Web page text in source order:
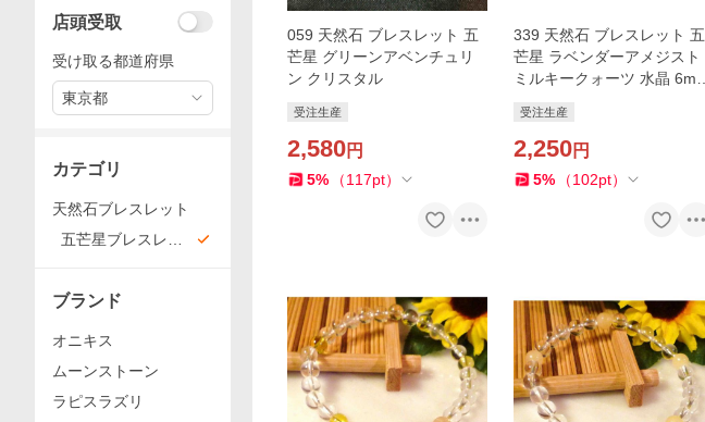
059 天然石 ブレスレット 五
芒星 グリーンアベンチュリ
ン クリスタル
受注生産
2,580円
5% （117pt）
339 天然石 ブレスレット 五
芒星 ラベンダーアメジスト
ミルキークォーツ 水晶 6mm
受注生産
2,250円
5% （102pt）
店頭受取
受け取る都道府県
東京都
カテゴリ
天然石ブレスレット
五芒星ブレスレッ
ブランド
オニキス
ムーンストーン
ラピスラズリ